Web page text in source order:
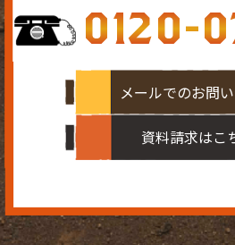
0120-
メールでのお問
資料請求はこ